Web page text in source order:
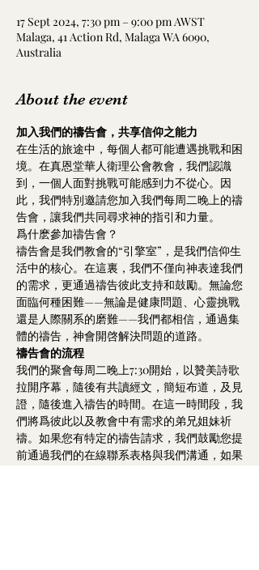
17 Sept 2024, 7:30 pm – 9:00 pm AWST
Malaga, 41 Action Rd, Malaga WA 6090,
Australia
About the event
加入我們的禱告會，共享信仰之能力
在生活的旅途中，每個人都可能遭遇挑戰和困
境。在真恩堂華人衛理公會教會，我們認識
到，一個人面對挑戰可能感到力不從心。因
此，我們特別邀請您加入我們每周二晚上的禱
告會，讓我們共同尋求神的指引和力量。
爲什麽參加禱告會？
禱告會是我們教會的“引擎室”，是我們信仰生
活中的核心。在這裏，我們不僅向神表達我們
的需求，更通過禱告彼此支持和鼓勵。無論您
面臨何種困難——無論是健康問題、心靈挑戰
還是人際關系的磨難——我們都相信，通過集
體的禱告，神會開啓解決問題的道路。
禱告會的流程
我們的聚會每周二晚上7:30開始，以贊美詩歌
拉開序幕，隨後有共讀經文，簡短布道，及見
證，隨後進入禱告的時間。在這一時間段，我
們將爲彼此以及教會中有需求的弟兄姐妹祈
禱。如果您有特定的禱告請求，我們鼓勵您提
前通過我們的在線聯系表格與我們溝通，如果